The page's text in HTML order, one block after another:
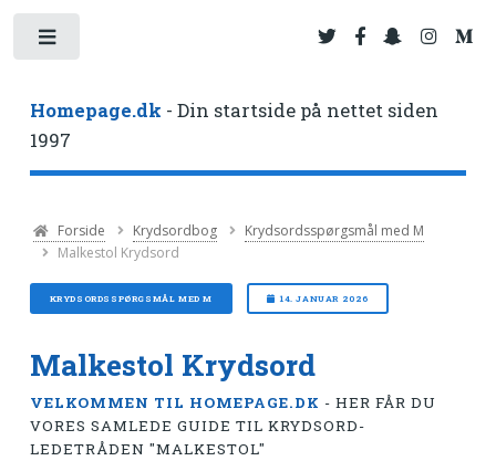
Homepage.dk - Din startside på nettet siden
1997
Forside Krydsordbog
Krydsordsspørgsmål med M
Malkestol Krydsord
KRYDSORDSSPØRGSMÅL MED M 14. JANUAR 2026
Malkestol Krydsord
VELKOMMEN TIL HOMEPAGE.DK - HER FÅR DU
VORES SAMLEDE GUIDE TIL KRYDSORD-
LEDETRÅDEN "MALKESTOL"